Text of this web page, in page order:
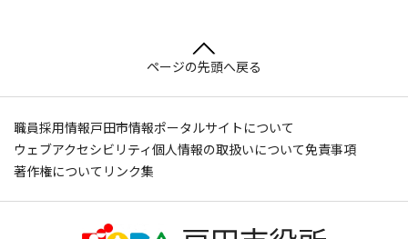
ページの先頭へ戻る
職員採用情報戸田市情報ポータルサイトについて
ウェブアクセシビリティ個人情報の取扱いについて免責事項
著作権について リンク集